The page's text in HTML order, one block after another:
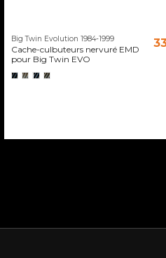
Big Twin Evolution 1984-1999
Cache-culbuteurs nervuré EMD
pour Big Twin EVO